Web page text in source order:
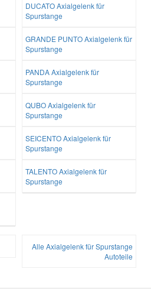
DUCATO Axialgelenk für
Spurstange
GRANDE PUNTO Axialgelenk für
Spurstange
PANDA Axialgelenk für
Spurstange
QUBO Axialgelenk für
Spurstange
SEICENTO Axialgelenk für
Spurstange
TALENTO Axialgelenk für
Spurstange
Alle Axialgelenk für Spurstange
Autoteile